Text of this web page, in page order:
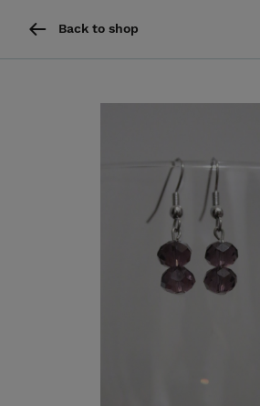
Back to shop